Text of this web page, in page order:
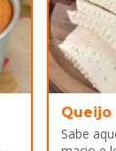
Queijo
Sabe